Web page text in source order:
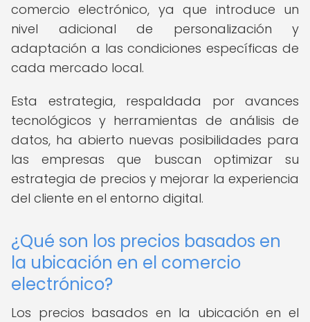
comercio electrónico, ya que introduce un
nivel adicional de personalización y
adaptación a las condiciones específicas de
cada mercado local.
Esta estrategia, respaldada por avances
tecnológicos y herramientas de análisis de
datos, ha abierto nuevas posibilidades para
las empresas que buscan optimizar su
estrategia de precios y mejorar la experiencia
del cliente en el entorno digital.
¿Qué son los precios basados en
la ubicación en el comercio
electrónico?
Los precios basados en la ubicación en el